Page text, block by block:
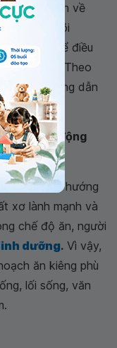
tín chuyên về
theo dõi
gia để điều
trọng. Theo
được hướng dẫn
ăn kiêng.
cũng tác động
chế, hãy hướng
xơ lành mạnh và
chế độ ăn, người
dưỡng. Vì vậy,
ăn kiêng phù
lối sống, văn